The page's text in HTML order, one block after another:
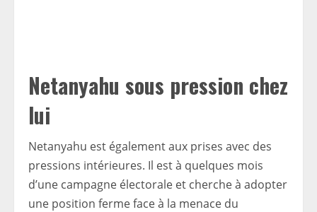
Netanyahu sous pression chez
lui
Netanyahu est également aux prises avec des
pressions intérieures. Il est à quelques mois
d’une campagne électorale et cherche à adopter
une position ferme face à la menace du